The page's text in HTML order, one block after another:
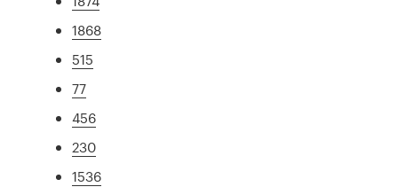
1868
515
77
456
230
1536